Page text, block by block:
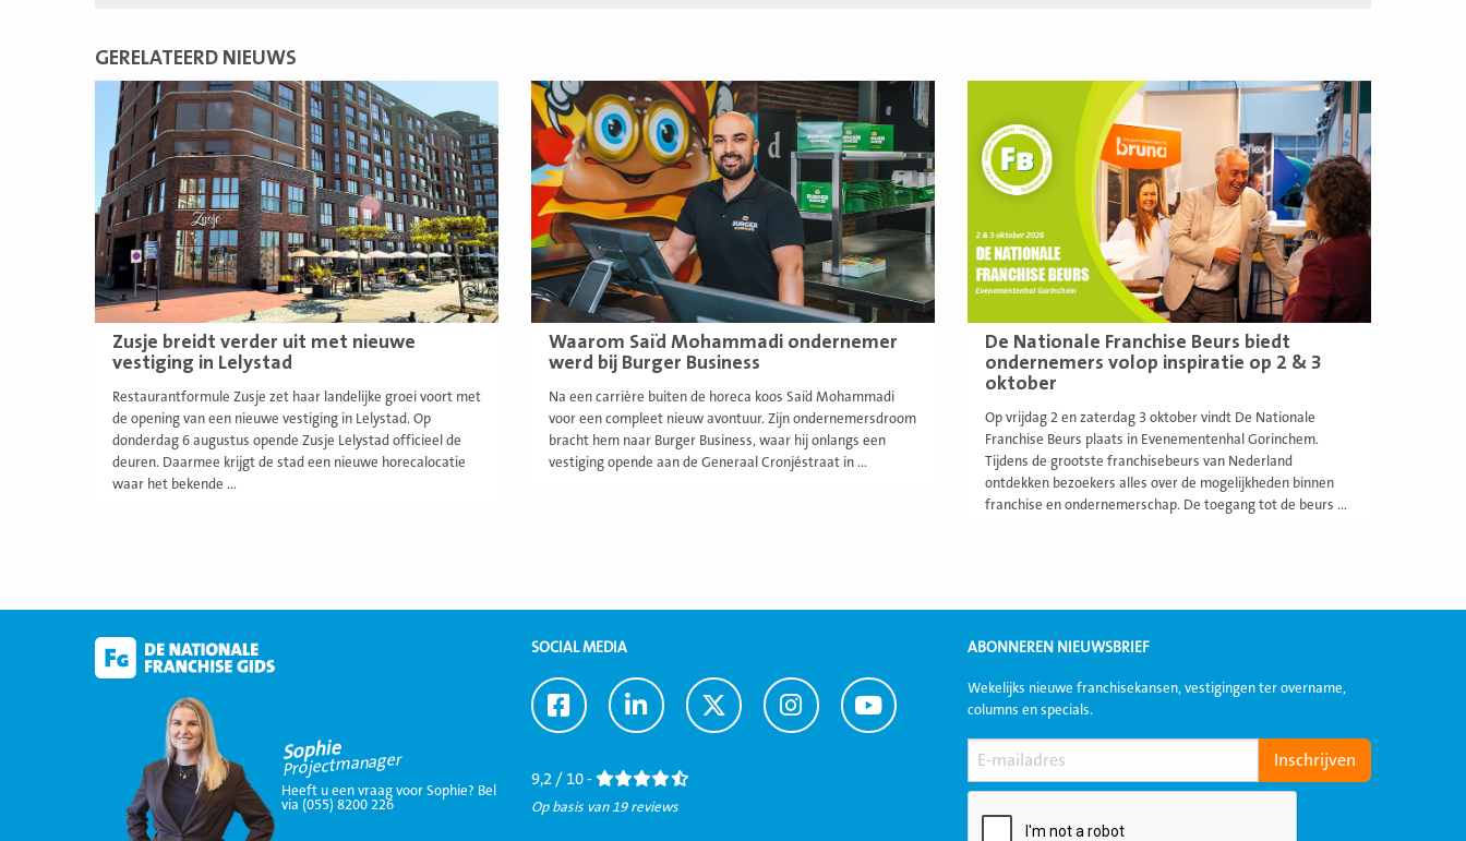
GERELATEERD NIEUWS
Zusje breidt verder uit met nieuwe
vestiging in Lelystad
Restaurantformule Zusje zet haar landelijke groei voort met
de opening van een nieuwe vestiging in Lelystad. Op
donderdag 6 augustus opende Zusje Lelystad officieel de
deuren. Daarmee krijgt de stad een nieuwe horecalocatie
waar het bekende ...
Lees
meer
Waarom Saïd Mohammadi ondernemer
werd bij Burger Business
Na een carrière buiten de horeca koos Saïd Mohammadi
voor een compleet nieuw avontuur. Zijn ondernemersdroom
bracht hem naar Burger Business, waar hij onlangs een
vestiging opende aan de Generaal Cronjéstraat in ...
Lees
meer
De Nationale Franchise Beurs biedt
ondernemers volop inspiratie op 2 & 3
oktober
Op vrijdag 2 en zaterdag 3 oktober vindt De Nationale
Franchise Beurs plaats in Evenementenhal Gorinchem.
Tijdens de grootste franchisebeurs van Nederland
ontdekken bezoekers alles over de mogelijkheden binnen
franchise en ondernemerschap. De toegang tot de beurs ...
Sophie
Projectmanager
Heeft u een vraag voor Sophie? Bel
via (055) 8200 226
SOCIAL MEDIA
Ga
naar
Ga
naar
Ga
naar
Ga
naar
Ga
naar
9,2 / 10 -
Op basis van 19 reviews
ABONNEREN NIEUWSBRIEF
Wekelijks nieuwe franchisekansen, vestigingen ter overname,
columns en specials.